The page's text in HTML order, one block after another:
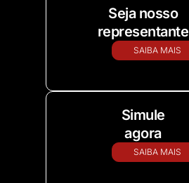
Seja nosso
representante
SAIBA MAIS
Simule
agora
SAIBA MAIS